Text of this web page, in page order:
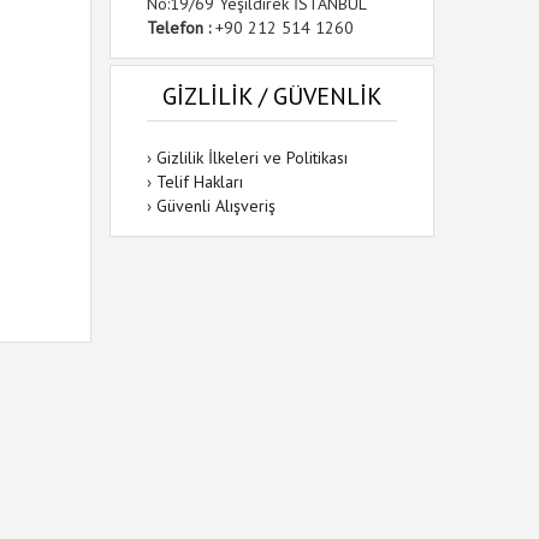
Telefon :+90 212 514 1260
GİZLİLİK / GÜVENLİK
› Gizlilik İlkeleri ve Politikası
› Telif Hakları
› Güvenli Alışveriş